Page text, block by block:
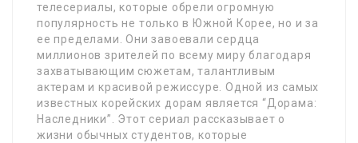
телесериалы, которые обрели огромную
популярность не только в Южной Корее, но и за
ее пределами. Они завоевали сердца
миллионов зрителей по всему миру благодаря
захватывающим сюжетам, талантливым
актерам и красивой режиссуре. Одной из самых
известных корейских дорам является “Дорама:
Наследники”. Этот сериал рассказывает о
жизни обычных студентов, которые